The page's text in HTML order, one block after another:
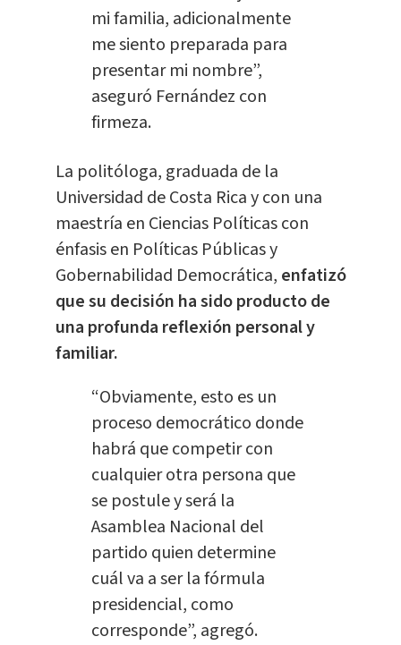
mi familia, adicionalmente
me siento preparada para
presentar mi nombre”,
aseguró Fernández con
firmeza.
La politóloga, graduada de la
Universidad de Costa Rica y con una
maestría en Ciencias Políticas con
énfasis en Políticas Públicas y
Gobernabilidad Democrática, enfatizó
que su decisión ha sido producto de
una profunda reflexión personal y
familiar.
“Obviamente, esto es un
proceso democrático donde
habrá que competir con
cualquier otra persona que
se postule yserá la
Asamblea Nacional del
partido quien determine
cuál va a ser la fórmula
presidencial, como
corresponde”, agregó.